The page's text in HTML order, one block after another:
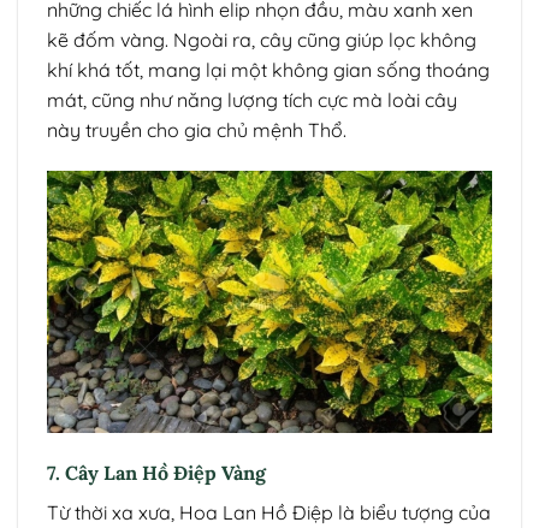
những chiếc lá hình elip nhọn đầu, màu xanh xen
kẽ đốm vàng. Ngoài ra, cây cũng giúp lọc không
khí khá tốt, mang lại một không gian sống thoáng
mát, cũng như năng lượng tích cực mà loài cây
này truyền cho gia chủ mệnh Thổ.
7. Cây Lan Hồ Điệp Vàng
Từ thời xa xưa, Hoa Lan Hồ Điệp là biểu tượng của